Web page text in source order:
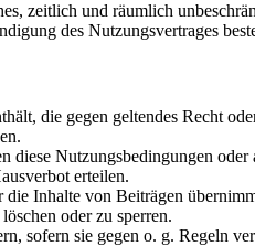
zeitlich und räumlich
des Nutzungsvertrages
die gegen geltendes Recht
diese Nutzungsbedingungen
erteilen.
Inhalte von Beiträgen
oder zu sperren.
sofern sie gegen o. g. Regeln